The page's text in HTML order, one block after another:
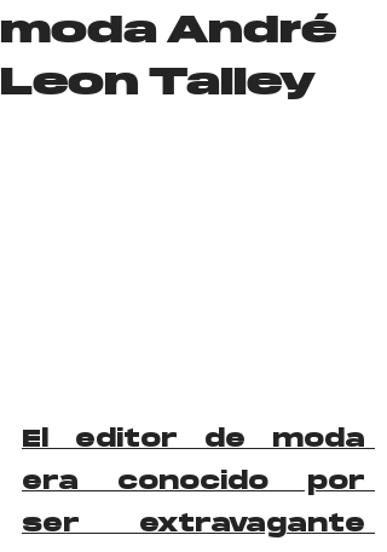
moda André
Leon Talley
El editor de moda
era conocido por
ser extravagante